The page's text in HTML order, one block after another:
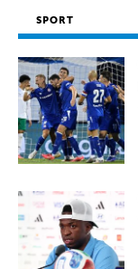
SPORT